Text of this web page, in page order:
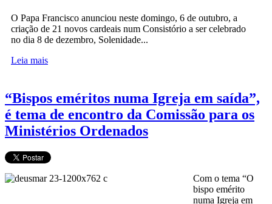
O Papa Francisco anunciou neste domingo, 6 de outubro, a
criação de 21 novos cardeais num Consistório a ser celebrado
no dia 8 de dezembro, Solenidade...
Leia mais
“Bispos eméritos numa Igreja em saída”,
é tema de encontro da Comissão para os
Ministérios Ordenados
Com o tema “O
bispo emérito
numa Igreja em